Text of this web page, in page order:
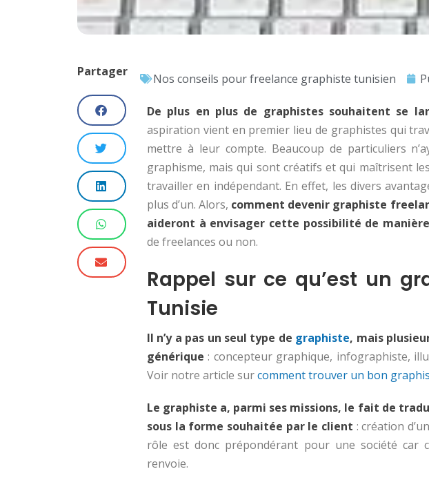
Partager Nos conseils pour freelance graphiste tunisien
De plus en plus de graphistes souhaitent se
aspiration vient en premier lieu de graphistes qui
mettre à leur compte. Beaucoup de particuliers
graphisme, mais qui sont créatifs et qui maîtrisent
travailler en indépendant. En effet, les divers
plus d’un. Alors, comment devenir graphiste
aideront à envisager cette possibilité de
de freelances ou non.
Rappel sur ce qu’est un
Tunisie
Il n’y a pas un seul type de graphiste, mais
générique : concepteur graphique, infographiste,
Voir notre article surcomment trouver un bon
Le graphiste a, parmi ses missions, le fait de
sous la forme souhaitée par le client : création
rôle est donc prépondérant pour une société car
renvoie.